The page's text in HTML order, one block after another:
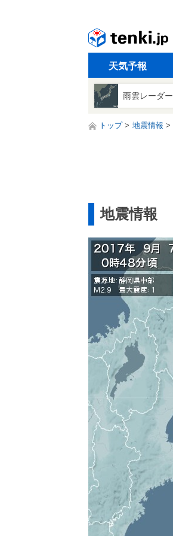
天気予報
雨雲レーダー
トップ 地震情報
地震情報